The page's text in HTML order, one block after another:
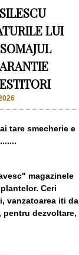
LUI
tare smecherie e
magazinele
Ceri
vanzatoarea iti da
dezvoltare,